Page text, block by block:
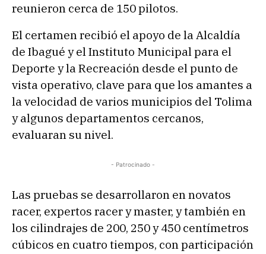
reunieron cerca de 150 pilotos.
El certamen recibió el apoyo de la Alcaldía
de Ibagué y el Instituto Municipal para el
Deporte y la Recreación desde el punto de
vista operativo, clave para que los amantes a
la velocidad de varios municipios del Tolima
y algunos departamentos cercanos,
evaluaran su nivel.
- Patrocinado -
Las pruebas se desarrollaron en novatos
racer, expertos racer y master, y también en
los cilindrajes de 200, 250 y 450 centímetros
cúbicos en cuatro tiempos, con participación